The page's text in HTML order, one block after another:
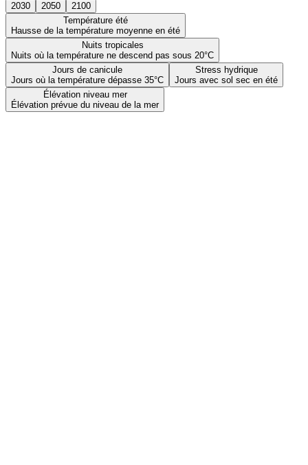
2030 2050
2100
Température été
Hausse de la température moyenne en été
Nuits tropicales
Nuits où la température ne descend pas sous 20°C
Jours de canicule
Jours où la température dépasse 35°C
Stress hydrique
Jours avec sol sec en été
Élévation niveau mer
Élévation prévue du niveau de la mer